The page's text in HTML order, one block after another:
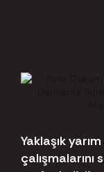
Yaklaşık